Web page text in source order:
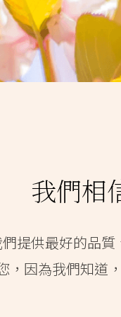
我們相
提供最好的品
，因為我們知道